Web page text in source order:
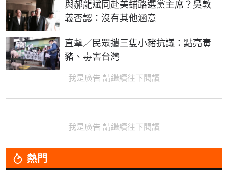
與郝龍斌同赴美鋪路選黨主席？吳敦
義否認：沒有其他涵意
直擊／民眾攜三隻小豬抗議：點亮毒
豬、毒害台灣
我是廣告 請繼續往下閱讀
我是廣告 請繼續往下閱讀
熱門